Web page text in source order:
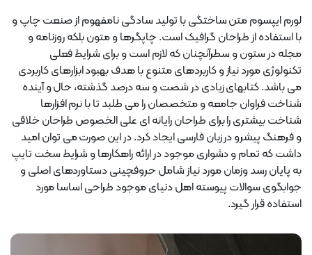
لورم ایپسوم متن ساختگی با تولید سادگی نامفهوم از صنعت چاپ و
با استفاده از طراحان گرافیک است. چاپگرها و متون بلکه روزنامه و
مجله در ستون و سطرآنچنان که لازم است و برای شرایط فعلی
تکنولوژی مورد نیاز و کاربردهای متنوع با هدف بهبود ابزارهای کاربردی
می باشد. کتابهای زیادی در شصت و سه درصد گذشته، حال و آینده
شناخت فراوان جامعه و متخصصان را می طلبد تا با نرم افزارها
شناخت بیشتری را برای طراحان رایانه ای علی الخصوص طراحان خلاقی
و فرهنگ پیشرو در زبان فارسی ایجاد کرد. در این صورت می توان امید
داشت که تمام و دشواری موجود در ارائه راهکارها و شرایط سخت تایپ
به پایان رسد وزمان مورد نیاز شامل حروفچینی دستاوردهای اصلی و
جوابگوی سوالات پیوسته اهل دنیای موجود طراحی اساسا مورد
استفاده قرار گیرد.